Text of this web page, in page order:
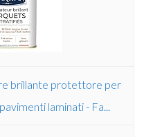
brillante protettore per
laminati - Fa...